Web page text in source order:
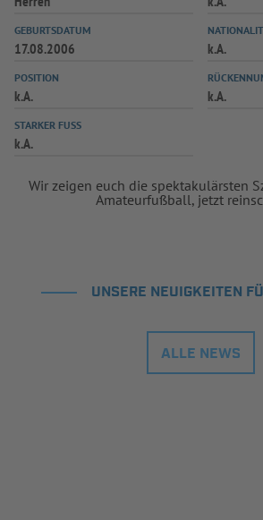
GEBURTSDATUM
17.08.2006 k.A.
POSITION
k.A. k.A.
STARKER FUSS
k.A.
Wir zeigen euch die spektakulärsten
Amateurfußball, jetzt
UNSERE NEUIGKEITEN
ALLE NEWS